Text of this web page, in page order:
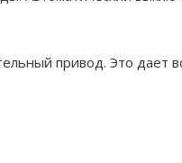
привод. Это дает